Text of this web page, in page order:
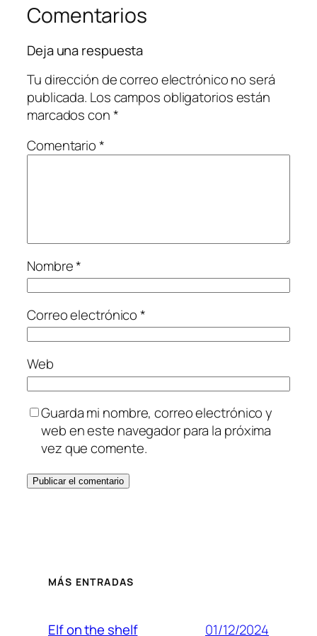
Comentarios
Deja una respuesta
Tu dirección de correo electrónico no será
publicada. Los campos obligatorios están
marcados con*
Comentario*
Nombre*
Correo electrónico*
Web
Guarda mi nombre, correo electrónico y
web en este navegador para la próxima
vez que comente.
MÁS ENTRADAS
Elf on the shelf 01/12/2024